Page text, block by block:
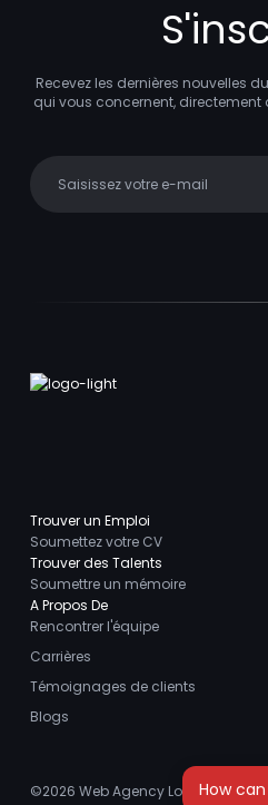
Recevez les dernières nouvelles
qui vous concernent, directement
Trouver un Emploi
Soumettez votre CV
Trouver des Talents
Soumettre un mémoire
A Propos De
Rencontrer l'équipe
Carrières
Témoignages de clients
Blogs
©2026 Web Agency London